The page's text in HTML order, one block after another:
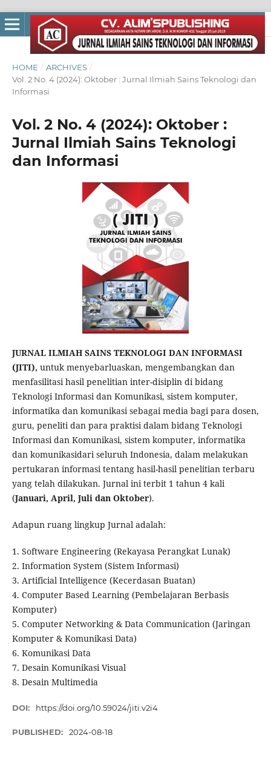
HOME / ARCHIVES /
Vol. 2 No. 4 (2024): Oktober : Jurnal Ilmiah Sains Teknologi dan
Informasi
Vol. 2 No. 4 (2024): Oktober :
Jurnal Ilmiah Sains Teknologi
dan Informasi
JURNAL ILMIAH SAINS TEKNOLOGI DAN INFORMASI
(JITI), untuk menyebarluaskan, mengembangkan dan
menfasilitasi hasil penelitian inter-disiplin di bidang
Teknologi Informasi dan Komunikasi, sistem komputer,
informatika dan komunikasi sebagai media bagi para dosen,
guru, peneliti dan para praktisi dalam bidang Teknologi
Informasi dan Komunikasi, sistem komputer, informatika
dan komunikasidari seluruh Indonesia, dalam melakukan
pertukaran informasi tentang hasil-hasil penelitian terbaru
yang telah dilakukan. Jurnal ini terbit 1 tahun 4 kali
(Januari, April, Juli dan Oktober).
Adapun ruang lingkup Jurnal adalah:
1. Software Engineering (Rekayasa Perangkat Lunak)
2. Information System (Sistem Informasi)
3. Artificial Intelligence (Kecerdasan Buatan)
4. Computer Based Learning (Pembelajaran Berbasis
Komputer)
5. Computer Networking & Data Communication (Jaringan
Komputer & Komunikasi Data)
6. Komunikasi Data
7. Desain Komunikasi Visual
8. Desain Multimedia
DOI: https://doi.org/10.59024/jiti.v2i4
PUBLISHED: 2024-08-18